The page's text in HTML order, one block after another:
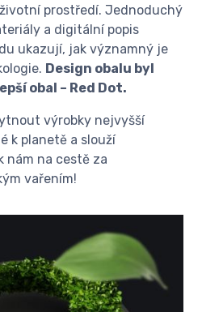
prostředí. Jednoduchý
a digitální popis
ukazují, jak významný je
Design obalu byl
obal – Red Dot.
výrobky nejvyšší
k planetě a slouží
nám na cestě za
vařením!